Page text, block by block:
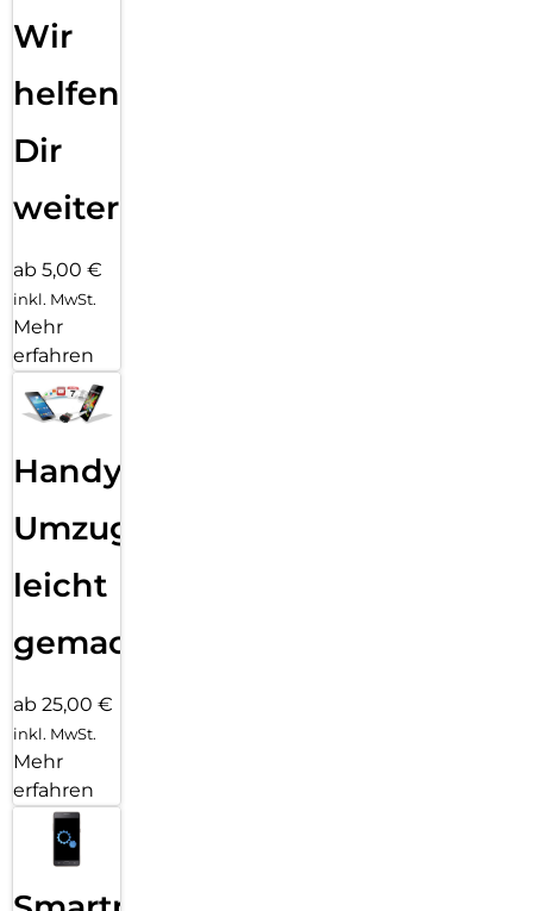
Wir
helfen
Dir
weiter
ab 5,00 €
inkl. MwSt.
Mehr
erfahren
Handy
Umzug
leicht
gemacht!
ab 25,00 €
inkl. MwSt.
Mehr
erfahren